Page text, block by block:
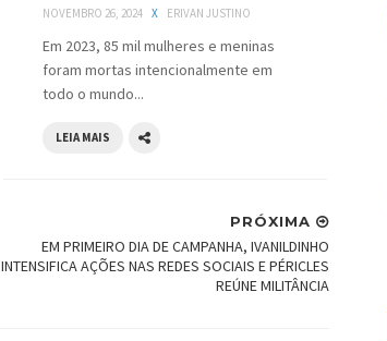
NOVEMBRO 26, 2024 X ERIVAN JUSTINO
Em 2023, 85 mil mulheres e meninas
foram mortas intencionalmente em
todo o mundo...
LEIA MAIS
PRÓXIMA
EM PRIMEIRO DIA DE CAMPANHA, IVANILDINHO
INTENSIFICA AÇÕES NAS REDES SOCIAIS E PÉRICLES
REÚNE MILITÂNCIA